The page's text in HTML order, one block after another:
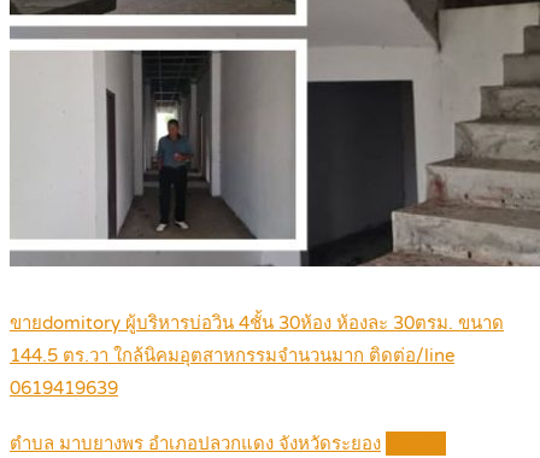
ขายdomitory ผู้บริหารบ่อวิน 4ชั้น 30ห้อง ห้องละ 30ตรม. ขนาด
144.5 ตร.วา ใกล้นิคมอุตสาหกรรมจำนวนมาก ติดต่อ/line
0619419639
ตำบล มาบยางพร อำเภอปลวกแดง จังหวัดระยอง